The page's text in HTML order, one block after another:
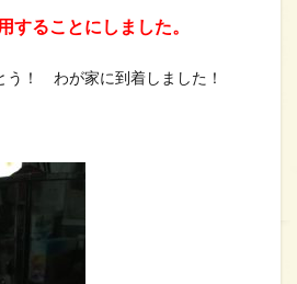
することにしました。
！ わが家に到着しました！